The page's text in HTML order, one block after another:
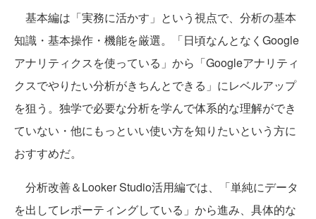
基本編は「実務に活かす」という視点で、分析の基本
知識・基本操作・機能を厳選。「日頃なんとなくGoogle
アナリティクスを使っている」から「Googleアナリティ
クスでやりたい分析がきちんとできる」にレベルアップ
を狙う。独学で必要な分析を学んで体系的な理解ができ
ていない・他にもっといい使い方を知りたいという方に
おすすめだ。
分析改善＆Looker Studio活用編では、「単純にデータ
を出してレポーティングしている」から進み、具体的な